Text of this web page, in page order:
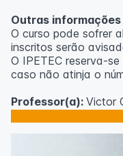
Outras informações
O curso pode sofrer
inscritos serão
O IPETEC reserva-
caso não atinja o
Professor(a): Victor